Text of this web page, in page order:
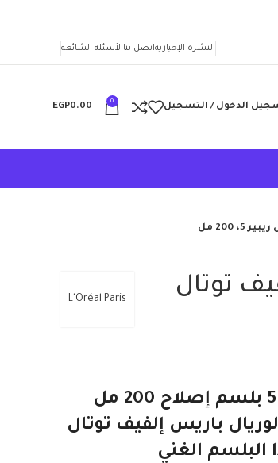
النشرة الإخباريةاتصل بناالأسئلة الشائعة
الدخول / التسجيل
0
EGP0.00
200 مل
L'Oréal Paris
توتال
لوريال باريس إلفيف توتال ريبير 5 بلسم إصلاح 200 مل
باريس إلفيف توتال
200 مل. هذا البلسم الغني